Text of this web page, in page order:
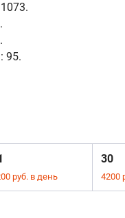
1073.
95.
руб. в день
30
4200